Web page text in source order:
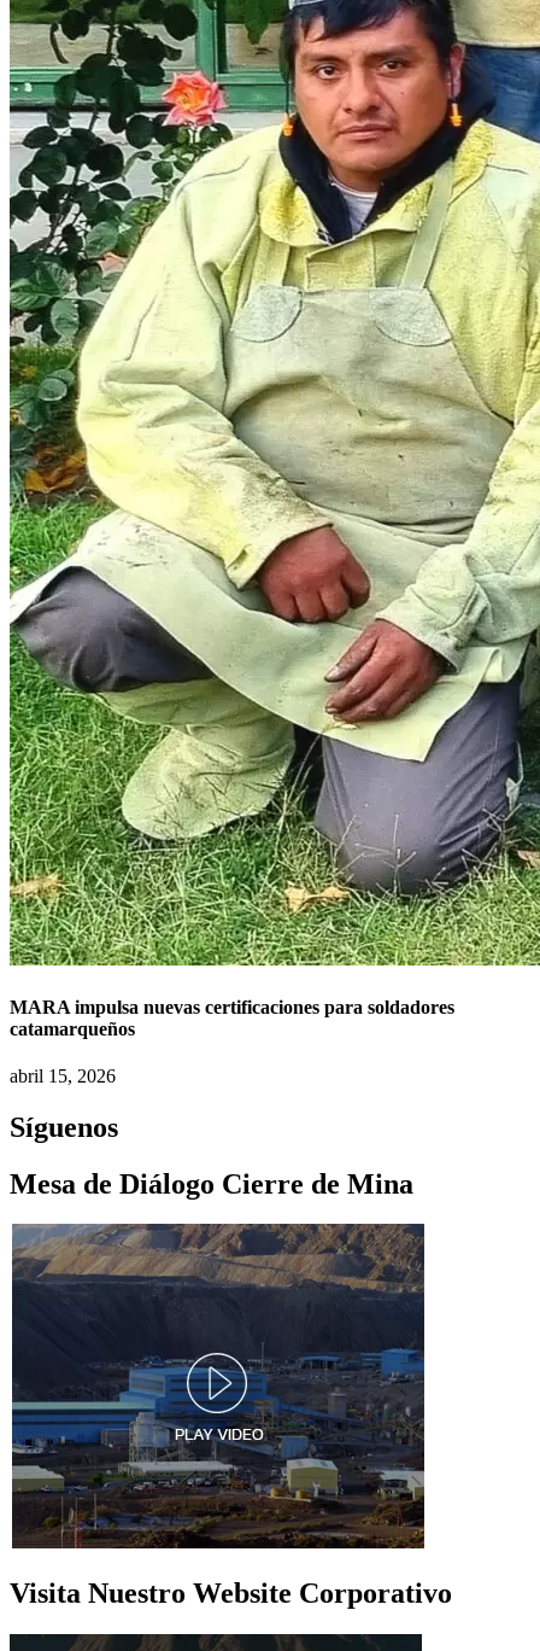
MARA impulsa nuevas certificaciones para soldadores
catamarqueños
abril 15, 2026
Síguenos
Mesa de Diálogo Cierre de Mina
Visita Nuestro Website Corporativo